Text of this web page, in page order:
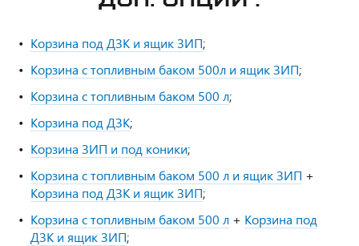
Корзина под ДЗК и ящик ЗИП;
Корзина с топливным баком 500л и ящик ЗИП;
Корзина с топливным баком 500 л;
Корзина под ДЗК;
Корзина ЗИП и под коники;
Корзина с топливным баком 500 л и ящик ЗИП +
Корзина под ДЗК и ящик ЗИП;
Корзина с топливным баком 500 л + Корзина под
ДЗК и ящик ЗИП;